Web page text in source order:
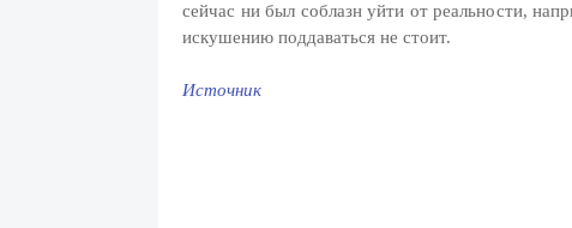
сейчас ни был соблазн уйти от реальности,
искушению поддаваться не стоит.
Источник